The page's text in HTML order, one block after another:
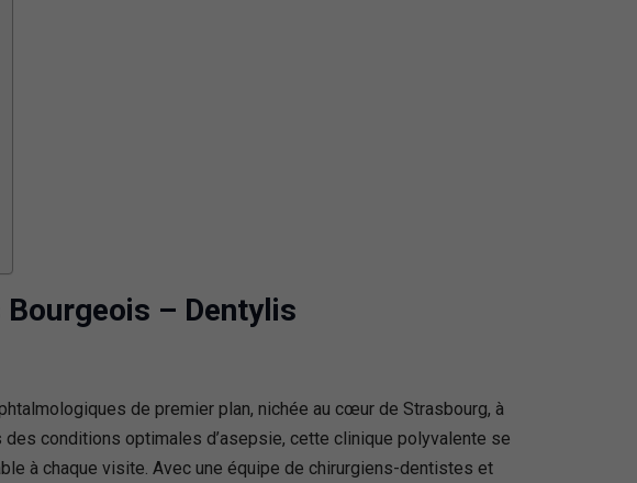
– Dentylis
de premier plan, nichée au cœur de Strasbourg, à
conditions optimales d’asepsie, cette clinique polyvalente se
à chaque visite. Avec une équipe de chirurgiens-dentistes et